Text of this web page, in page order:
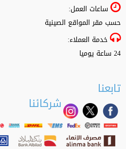
ساعات العمل:
حسب مقر المواقع الصينية
خدمة العملاء:
24 ساعة يوميا
تابعنا
شركائنا